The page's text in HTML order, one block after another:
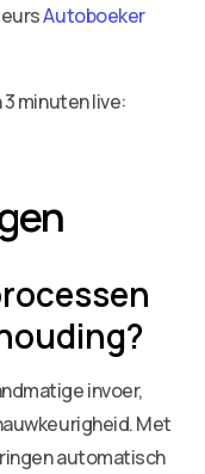
Autoboeker
minuten live:
invoer,
Met
automatisch